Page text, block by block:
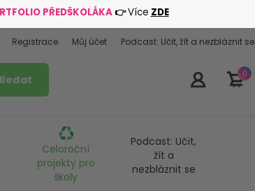
PŘEDŠKOLÁKA👉Více ZDE
0
Celoroční
projekty pro
školy
Podcast: Učit,
žít a
nezbláznit se
Registrace Můj účet Podcast: Učit, žít a nezbláznit se